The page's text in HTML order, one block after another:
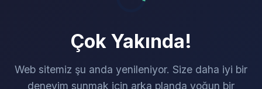
Çok Yakında!
Web sitemiz şu anda yenileniyor. Size daha iyi bir
deneyim sunmak için arka planda yoğun bir